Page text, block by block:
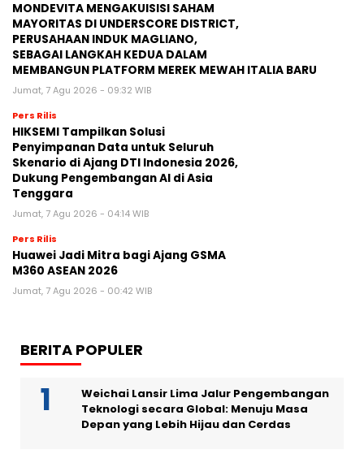
MONDEVITA MENGAKUISISI SAHAM
MAYORITAS DI UNDERSCORE DISTRICT,
PERUSAHAAN INDUK MAGLIANO,
SEBAGAI LANGKAH KEDUA DALAM
MEMBANGUN PLATFORM MEREK MEWAH ITALIA BARU
Jumat, 7 Agu 2026 - 09:32 WIB
Pers Rilis
HIKSEMI Tampilkan Solusi
Penyimpanan Data untuk Seluruh
Skenario di Ajang DTI Indonesia 2026,
Dukung Pengembangan AI di Asia
Tenggara
Jumat, 7 Agu 2026 - 04:14 WIB
Pers Rilis
Huawei Jadi Mitra bagi Ajang GSMA
M360 ASEAN 2026
Jumat, 7 Agu 2026 - 00:42 WIB
BERITA POPULER
Weichai Lansir Lima Jalur Pengembangan
Teknologi secara Global: Menuju Masa
Depan yang Lebih Hijau dan Cerdas